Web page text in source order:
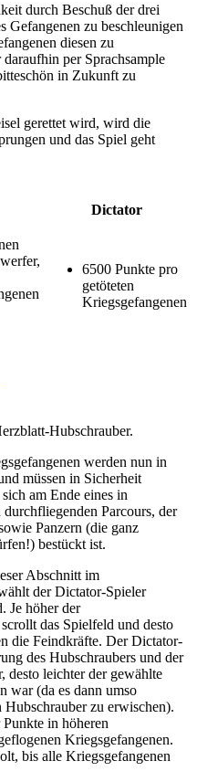
durch Beschuß der drei
Gefangenen zu beschleunigen
diesen zu
per Sprachsample
in Zukunft zu
gerettet wird, wird die
und das Spiel geht
Dictator
6500 Punkte pro
getöteten
Kriegsgefangenen
Hubschrauber.
werden nun in
müssen in Sicherheit
am Ende eines in
Parcours, der
Panzern (die ganz
bestückt ist.
Abschnitt im
der Dictator-Spieler
Je höher der
das Spielfeld und desto
die Feindkräfte. Der Dictator-
des Hubschraubers und der
desto leichter der gewählte
war (da es dann umso
zu erwischen).
in höheren
Kriegsgefangenen.
bis alle Kriegsgefangenen